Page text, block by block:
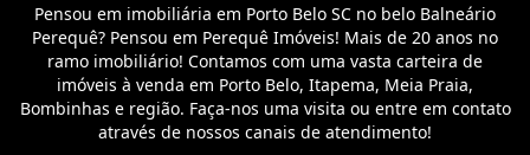
Pensou em imobiliária em Porto Belo SC no belo Balneário
Perequê? Pensou em Perequê Imóveis! Mais de 20 anos no
ramo imobiliário! Contamos com uma vasta carteira de
imóveis à venda em Porto Belo, Itapema, Meia Praia,
Bombinhas e região. Faça-nos uma visita ou entre em contato
através de nossos canais de atendimento!